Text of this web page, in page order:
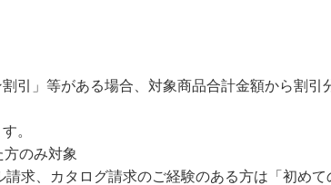
引」等がある場合、対象商品合計金額から割引
。
のみ対象
求、カタログ請求のご経験のある方は「初めて